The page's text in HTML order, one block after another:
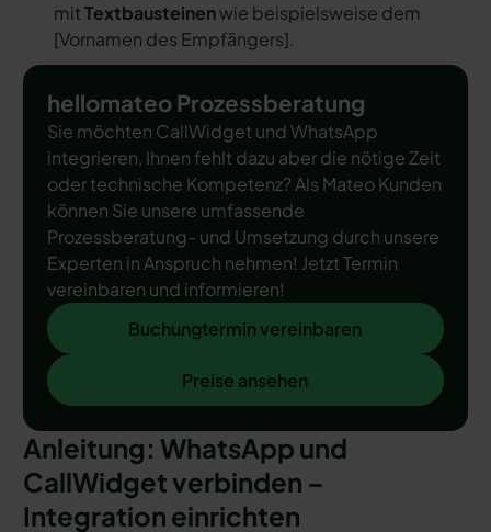
mitTextbausteinenwie beispielsweise dem
[Vornamen des Empfängers].
hellomateo Prozessberatung
Sie möchten CallWidget und WhatsApp
integrieren, Ihnen fehlt dazu aber die nötige Zeit
oder technische Kompetenz? Als Mateo Kunden
können Sie unsere umfassende
Prozessberatung- und Umsetzung durch unsere
Experten in Anspruch nehmen! Jetzt Termin
vereinbaren und informieren!
Buchungtermin vereinbaren
Buchungtermin vereinbaren
Preise ansehen
Preise ansehen
Anleitung: WhatsApp und
CallWidget verbinden –
Integration einrichten